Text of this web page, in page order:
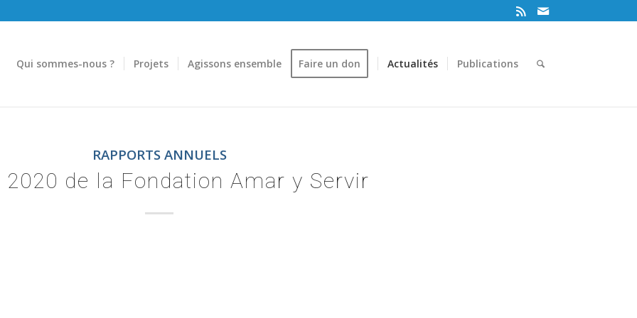
Qui sommes-nous ? Projets Agissons ensemble Faire un don Actualités Publications
RAPPORTS ANNUELS
2020 de la Fondation Amar y Servir